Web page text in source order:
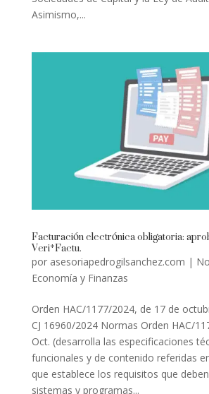
Asimismo,...
Facturación electrónica obligatoria:
Veri*Factu.
por asesoriapedrogilsanchez.com |
Economía y Finanzas
Orden HAC/1177/2024, de 17 de
CJ 16960/2024 Normas Orden HAC/
Oct. (desarrolla las especificaciones
funcionales y de contenido referidas
que establece los requisitos que
sistemas y programas...